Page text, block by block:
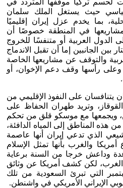
لحسم تركيا موقفها المتردد في
حيث يستغل الملك سلمان
بما يخدم عزل إيران إقليميًا
في المنطقة خصوصًا أن
الدول العربية أو متنفسًا للخروج
بين الجانبين إما أن تقبل الاندماج
والتوقف عن مشاريعها الخاصة
وعلى رأسها وقف دعم الإخوان، أو
يتنافسان على النفوذ الإقليمي من
وتريد طهران الحفاظ على
ويجمعها مع موسكو قلق من تحكم
هذه المناطق إلى المياه الدافئة،
الذي تدعي إيران أنها عاصمة
أمريكا والغرب بأنها تمثل الإسلام
وداعش خرجا من السنة برعاية
لكن كشف أمريكا عن وثائق
عن أحداث 11 سبتمبر التي تبرئ السعودية من تلك
الإيراني الأمريكي في واشنطن.